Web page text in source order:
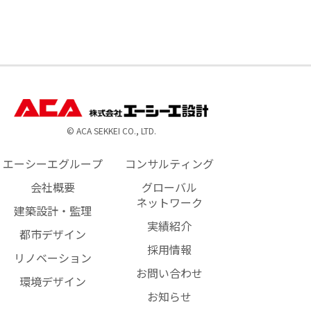
© ACA SEKKEI CO., LTD.
エーシーエグループ
会社概要
建築設計・監理
都市デザイン
リノベーション
環境デザイン
コンサルティング
グローバル
ネットワーク
実績紹介
採用情報
お問い合わせ
お知らせ